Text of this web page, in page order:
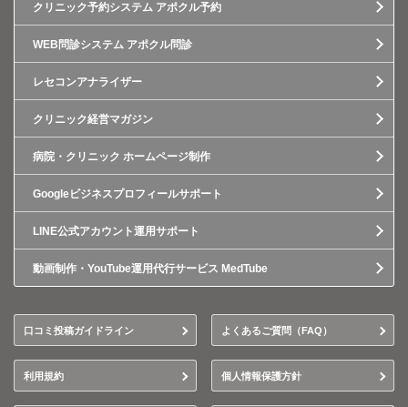
クリニック予約システム アポクル予約
WEB問診システム アポクル問診
レセコンアナライザー
クリニック経営マガジン
病院・クリニック ホームページ制作
Googleビジネスプロフィールサポート
LINE公式アカウント運用サポート
動画制作・YouTube運用代行サービス MedTube
口コミ投稿ガイドライン よくあるご質問（FAQ）
利用規約 個人情報保護方針